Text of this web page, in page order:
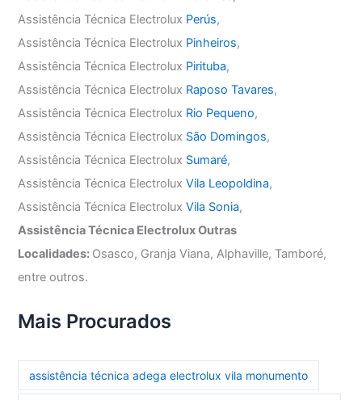
Assistência Técnica Electrolux Perús,
Assistência Técnica Electrolux Pinheiros,
Assistência Técnica Electrolux Pirituba,
Assistência Técnica Electrolux Raposo Tavares,
Assistência Técnica Electrolux Rio Pequeno,
Assistência Técnica Electrolux São Domingos,
Assistência Técnica Electrolux Sumaré,
Assistência Técnica ElectroluxVila Leopoldina,
Assistência Técnica ElectroluxVila Sonia,
Assistência Técnica Electrolux Outras
Localidades: Osasco, Granja Viana, Alphaville, Tamboré,
entre outros.
Mais Procurados
assistência técnica adega electrolux vila monumento